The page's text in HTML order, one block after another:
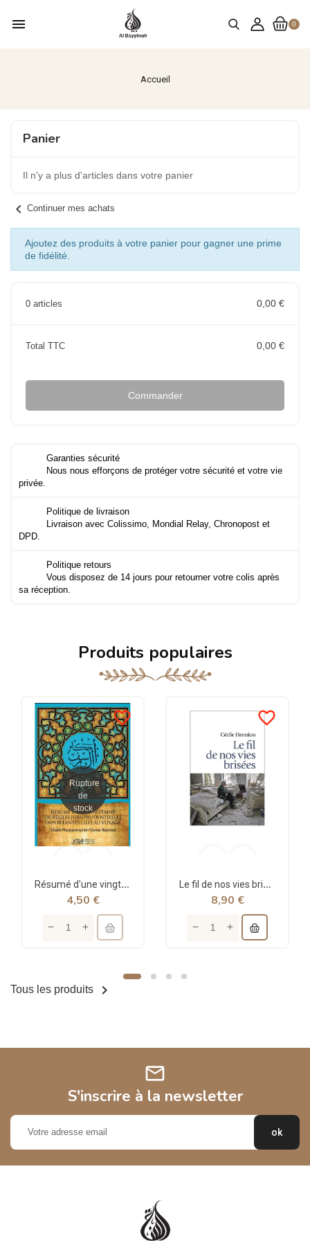
0
menu
Accueil
Panier
Il n'y a plus d'articles dans votre panier
chevron_left Continuer mes achats
Ajoutez des produits à votre panier pour gagner une prime
de fidélité.
0 articles 0,00 €
Total TTC 0,00 €
Commander
Garanties sécurité
Nous nous efforçons de protéger votre sécurité et votre vie
privée.
Politique de livraison
Livraison avec Colissimo, Mondial Relay, Chronopost et
DPD.
Politique retours
Vous disposez de 14 jours pour retourner votre colis après
sa réception.
Produits populaires
favorite_border
Rupture
de
stock
Résumé d'une vingtaine de règles jurisprudentielles liées au voyage - Bazmoul - Héritage...
4,50 €
favorite_border
Le fil de nos vies brisées - poche - Cécile Hennion - Points
8,90 €
Tous les produits 
mail
S'inscrire à la newsletter